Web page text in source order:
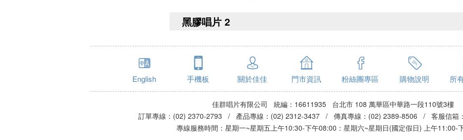
黑膠唱片 2
English 手機板 關於佳佳 門市資訊 粉絲團專區 購物說明 所
佳群唱片有限公司 統編：16611935 台北市 108 萬華區中華路一段110號3樓
訂單專線：(02) 2370-2793 / 產品專線：(02) 2312-3437 / 傳真專線：(02) 2389-8506 / 客服信箱：
專線服務時間：星期一~星期五上午10:30-下午08:00：星期六~星期日(國定假日) 上午11:00-